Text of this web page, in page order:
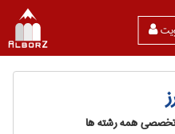
تخصصی همه رشته ها